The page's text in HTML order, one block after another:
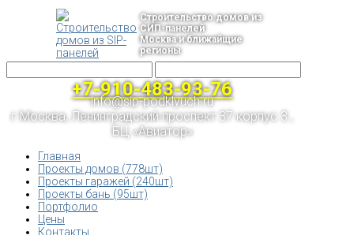
Строительство домов из
СИП-панелей
Москва и ближайщие
регионы
+7-910-483-93-76
info@sip-podklyuch.ru
г.Москва, Ленинградский проспект 37 корпус 3 ,
БЦ «Авиатор»
Главная
Проекты домов (778шт)
Проекты гаражей (240шт)
Проекты бань (95шт)
Портфолио
Цены
Контакты